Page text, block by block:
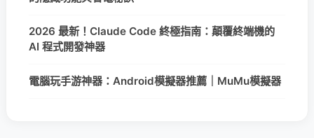
2026 最新！Claude Code 終極指南：顛覆終端機的
AI 程式開發神器
電腦玩手游神器：Android模擬器推薦｜MuMu模擬器